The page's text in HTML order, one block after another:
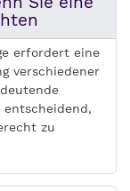
erfordert eine
verschiedener
zu